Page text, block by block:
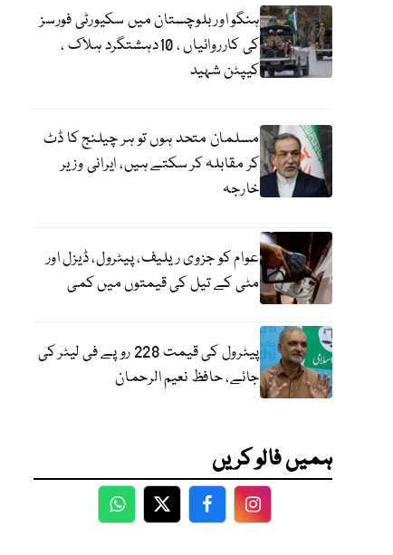
ہنگو اور بلوچستان میں سکیورٹی فورسز
کی کارروائیاں ، 10دہشتگرد ہلاک ،
کیپٹن شہید
مسلمان متحد ہوں تو ہر چیلنج کا ڈٹ
کر مقابلہ کر سکتے ہیں، ایرانی وزیر
خارجہ
عوام کو جزوی ریلیف، پیٹرول، ڈیزل اور
مٹی کے تیل کی قیمتوں میں کمی
پیٹرول کی قیمت 228 روپے فی لیٹر کی
جائے، حافظ نعیم الرحمان
ہمیں فالو کریں
WhatsApp
TwitterFacebookFacebook